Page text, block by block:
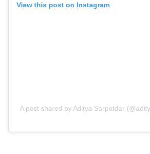
View this post on Instagram
A post shared by Aditya Sarpotdar